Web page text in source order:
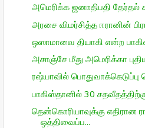
அமெரிக்க ஜனாதிபதி தேர்தல்
அரசை விமர்சித்த ஈரானின்
ஒஸாமாவை தியாகி என்ற
அசாஞ்சே மீது அமெரிக்கா
ரஷ்யாவில் பொதுவாக்கெடுப்பு
பாகிஸ்தானில் 30
தென்கொரியாவுக்கு எதிரான
ஒத்திவைப்ப...